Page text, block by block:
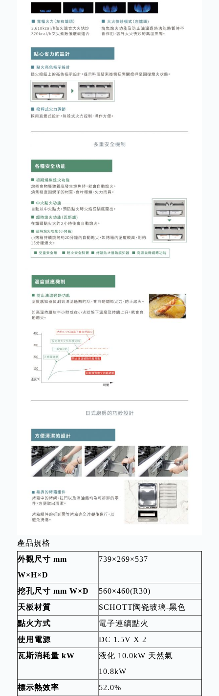
產品規格
外觀尺寸 mm
W×H×D
739×269×537
挖孔尺寸 mm W×D
560×460(R30)
天板材質
SCHOTT陶瓷玻璃-黑色
點火方式
電子連續點火
使用電源
DC 1.5V X 2
瓦斯消耗量 kW
液化 10.0kW 天然氣
10.8kW
標示熱效率
52.0%